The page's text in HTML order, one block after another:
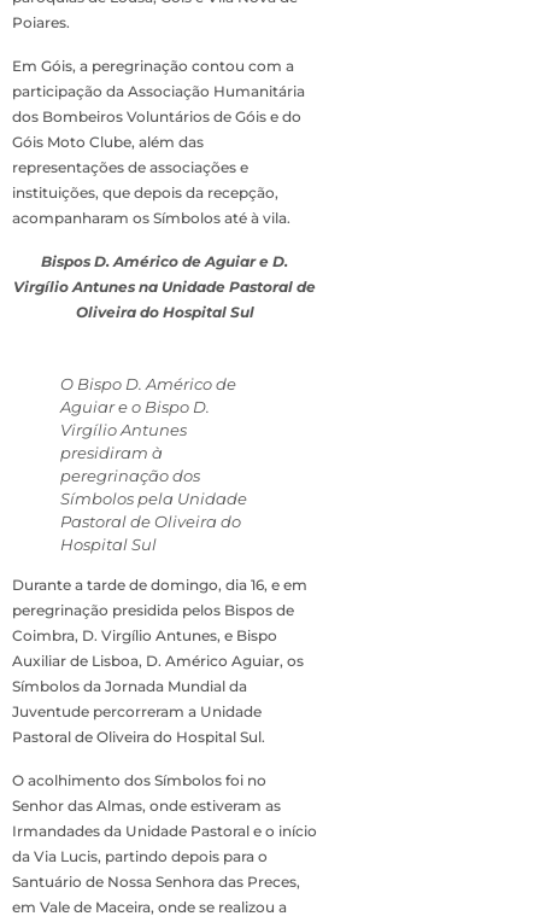
Poiares.
Em Góis, a peregrinação contou com a
participação da Associação Humanitária
dos Bombeiros Voluntários de Góis e do
Góis Moto Clube, além das
representações de associações e
instituições, que depois da recepção,
acompanharam os Símbolos até à vila.
Bispos D. Américo de Aguiar e D.
Virgílio Antunes na Unidade Pastoral de
Oliveira do Hospital Sul
O Bispo D. Américo de
Aguiar e o Bispo D.
Virgílio Antunes
presidiram à
peregrinação dos
Símbolos pela Unidade
Pastoral de Oliveira do
Hospital Sul
Durante a tarde de domingo, dia 16, e em
peregrinação presidida pelos Bispos de
Coimbra, D. Virgílio Antunes, e Bispo
Auxiliar de Lisboa, D. Américo Aguiar, os
Símbolos da Jornada Mundial da
Juventude percorreram a Unidade
Pastoral de Oliveira do Hospital Sul.
O acolhimento dos Símbolos foi no
Senhor das Almas, onde estiveram as
Irmandades da Unidade Pastoral e o início
da Via Lucis, partindo depois para o
Santuário de Nossa Senhora das Preces,
em Vale de Maceira, onde se realizou a